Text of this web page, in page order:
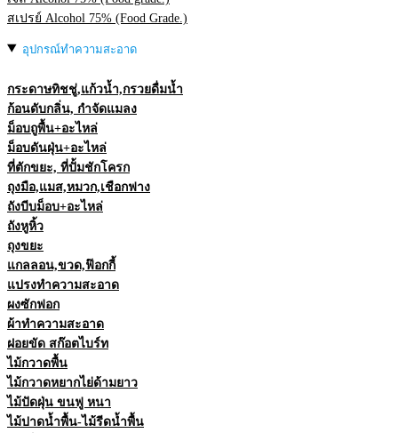
สเปรย์ Alcohol 75% (Food Grade.)
อุปกรณ์ทำความสะอาด
กระดาษทิชชู่,แก้วน้ำ,กรวยดื่มน้ำ
ก้อนดับกลิ่น, กำจัดแมลง
ม็อบถูพื้น+อะไหล่
ม็อบดันฝุ่น+อะไหล่
ที่ตักขยะ, ที่ปั้มชักโครก
ถุงมือ,แมส,หมวก,เชือกฟาง
ถังบีบม็อบ+อะไหล่
ถังหูหิ้ว
ถุงขยะ
แกลลอน,ขวด,ฟ๊อกกี้
แปรงทำความสะอาด
ผงซักฟอก
ผ้าทำความสะอาด
ฝอยขัด สก๊อตไบร์ท
ไม้กวาดพื้น
ไม้กวาดหยากไย่ด้ามยาว
ไม้ปัดฝุ่น ขนฟู หนา
ไม้ปาดน้ำพื้น-ไม้รีดน้ำพื้น